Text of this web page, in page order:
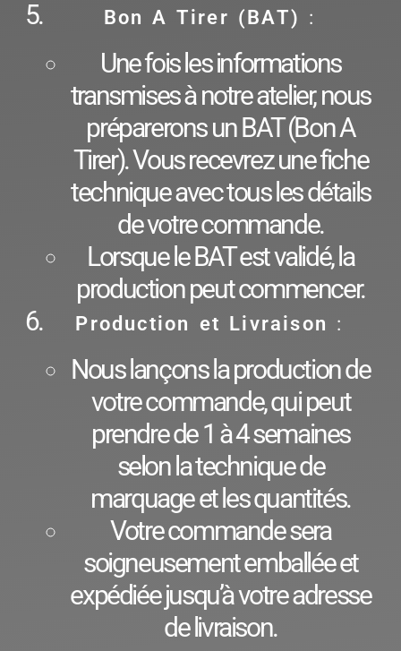
Bon A Tirer (BAT) :
Une fois les informations
transmises à notre atelier, nous
préparerons un BAT (Bon A
Tirer). Vous recevrez une fiche
technique avec tous les détails
de votre commande.
Lorsque le BAT est validé, la
production peut commencer.
Production et Livraison :
Nous lançons la production de
votre commande, qui peut
prendre de 1 à 4 semaines
selon la technique de
marquage et les quantités.
Votre commande sera
soigneusement emballée et
expédiée jusqu’à votre adresse
de livraison.